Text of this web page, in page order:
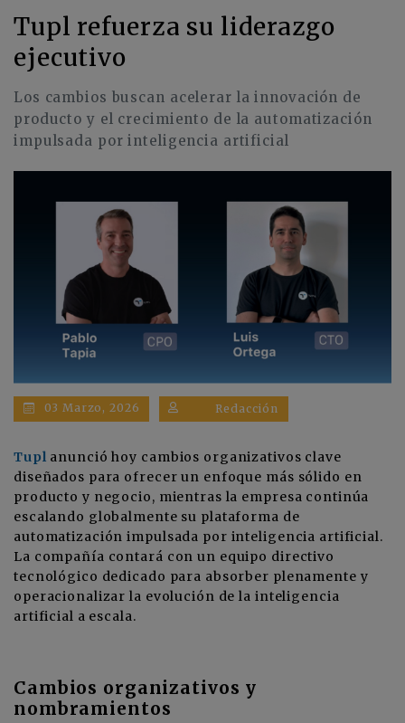
Tupl refuerza su liderazgo
ejecutivo
Los cambios buscan acelerar la innovación de
producto y el crecimiento de la automatización
impulsada por inteligencia artificial
03 Marzo, 2026 Redacción
Tupl anunció hoy cambios organizativos clave
diseñados para ofrecer un enfoque más sólido en
producto y negocio, mientras la empresa continúa
escalando globalmente su plataforma de
automatización impulsada por inteligencia artificial.
La compañía contará con un equipo directivo
tecnológico dedicado para absorber plenamente y
operacionalizar la evolución de la inteligencia
artificial a escala.
Cambios organizativos y
nombramientos